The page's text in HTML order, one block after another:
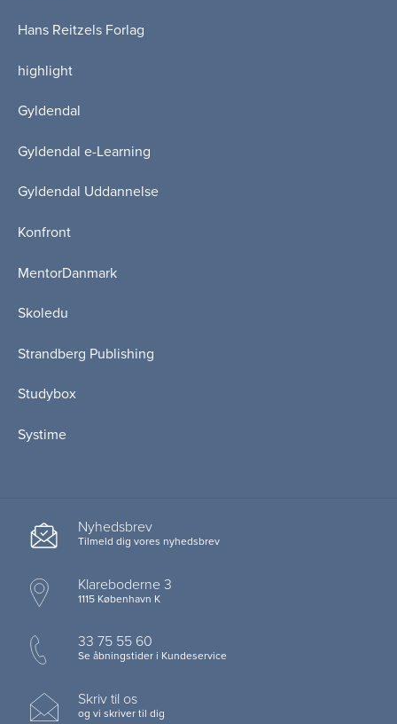
Hans Reitzels Forlag
highlight
Gyldendal
Gyldendal e-Learning
Gyldendal Uddannelse
Konfront
MentorDanmark
Skoledu
Strandberg Publishing
Studybox
Systime
Nyhedsbrev
Tilmeld dig vores nyhedsbrev
Klareboderne 3
1115 København K
33 75 55 60
Se åbningstider i Kundeservice
Skriv til os
og vi skriver til dig